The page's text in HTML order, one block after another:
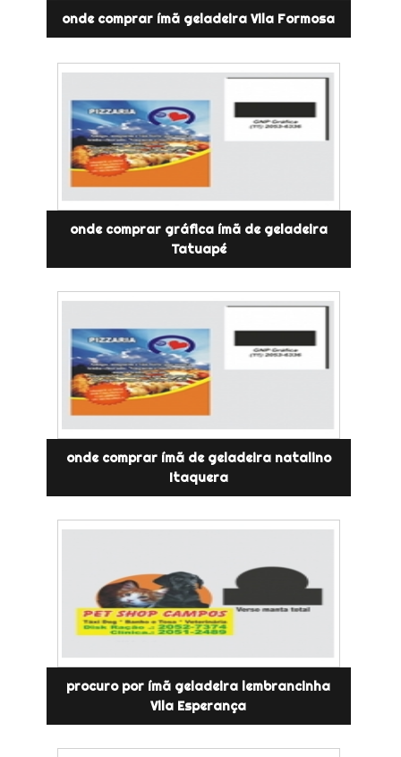
onde comprar ímã geladeira Vila Formosa
onde comprar gráfica ímã de geladeira
Tatuapé
onde comprar ímã de geladeira natalino
Itaquera
procuro por ímã geladeira lembrancinha
Vila Esperança